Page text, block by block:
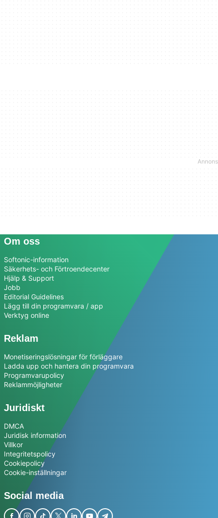
Om oss
Softonic-information
Säkerhets- och Förtroendecenter
Hjälp & Support
Jobb
Editorial Guidelines
Lägg till din programvara / app
Verktyg online
Reklam
Monetiseringslösningar för förläggare
Ladda upp och hantera din programvara
Programvarupolicy
Reklammöjligheter
Juridiskt
DMCA
Juridisk information
Villkor
Integritetspolicy
Cookiepolicy
Cookie-inställningar
Social media